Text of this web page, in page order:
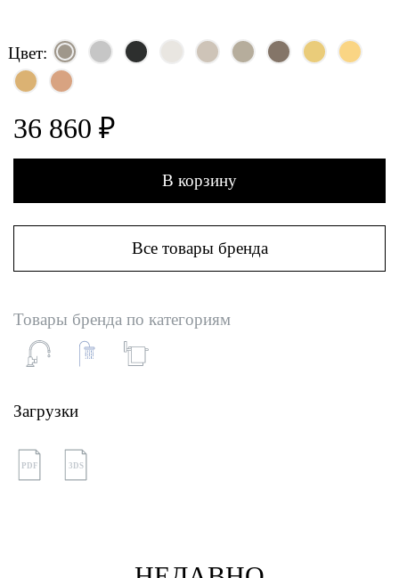
Цвет:
36 860 ₽
В корзину
Все товары бренда
Товары бренда по категориям
Загрузки
PDF 3DS